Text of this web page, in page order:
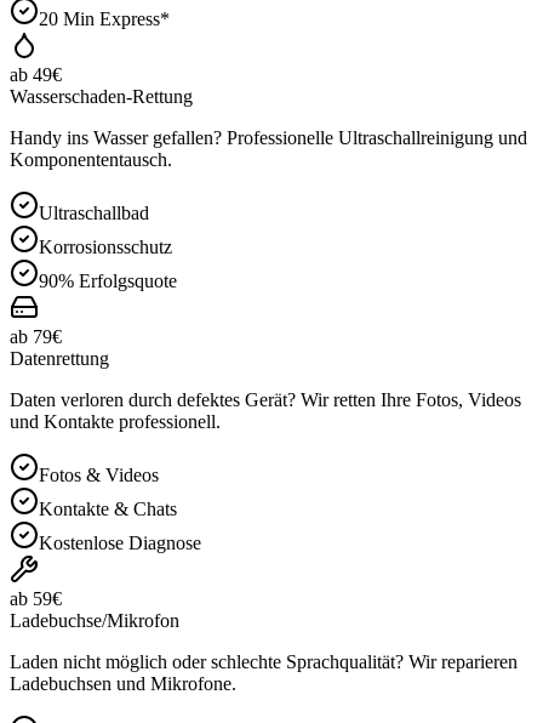
20 Min Express*
ab 49€
Wasserschaden-Rettung
Handy ins Wasser gefallen? Professionelle Ultraschallreinigung und
Komponententausch.
Ultraschallbad
Korrosionsschutz
90% Erfolgsquote
ab 79€
Datenrettung
Daten verloren durch defektes Gerät? Wir retten Ihre Fotos, Videos
und Kontakte professionell.
Fotos & Videos
Kontakte & Chats
Kostenlose Diagnose
ab 59€
Ladebuchse/Mikrofon
Laden nicht möglich oder schlechte Sprachqualität? Wir reparieren
Ladebuchsen und Mikrofone.